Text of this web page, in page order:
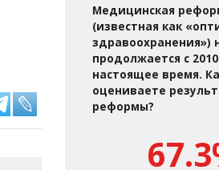
Медицинская
(известная как
здравоохранения»)
продолжается с
настоящее время.
оцениваете
реформы?